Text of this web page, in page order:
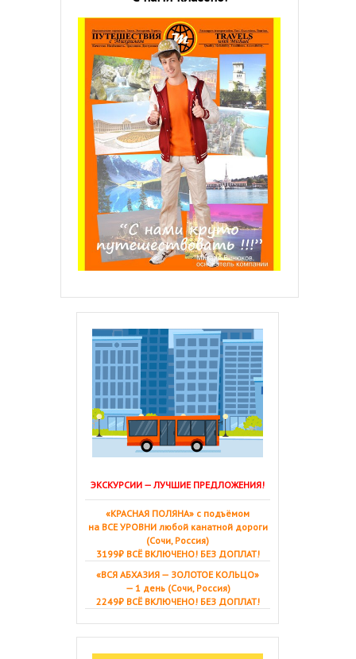
ЭКСКУРСИИ — ЛУЧШИЕ ПРЕДЛОЖЕНИЯ!
«КРАСНАЯ ПОЛЯНА» с подъёмом
на ВСЕ УРОВНИ любой канатной дороги
(Сочи, Россия)
3199₽ ВСЁ ВКЛЮЧЕНО! БЕЗ ДОПЛАТ!
«ВСЯ АБХАЗИЯ — ЗОЛОТОЕ КОЛЬЦО»
— 1 день (Сочи, Россия)
2249₽ ВСЁ ВКЛЮЧЕНО! БЕЗ ДОПЛАТ!